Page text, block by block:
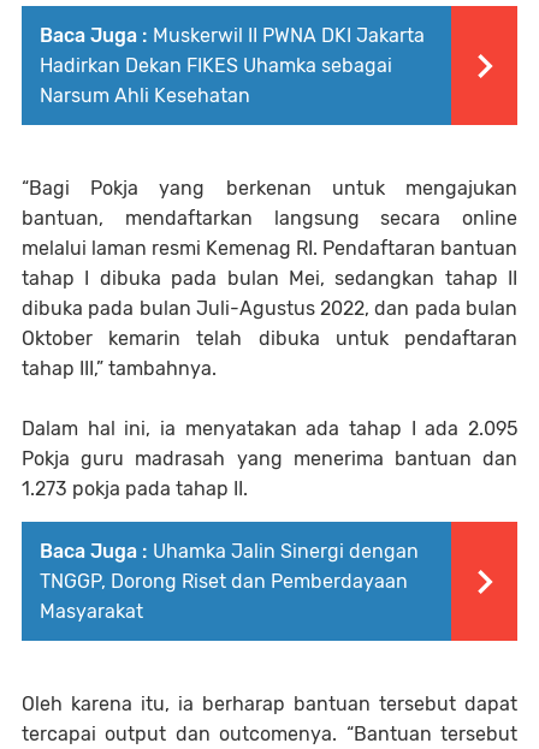
Baca Juga : Muskerwil II PWNA DKI Jakarta
Hadirkan Dekan FIKES Uhamka sebagai
Narsum Ahli Kesehatan
“Bagi Pokja yang berkenan untuk mengajukan
bantuan, mendaftarkan langsung secara online
melalui laman resmi Kemenag RI. Pendaftaran bantuan
tahap I dibuka pada bulan Mei, sedangkan tahap II
dibuka pada bulan Juli-Agustus 2022, dan pada bulan
Oktober kemarin telah dibuka untuk pendaftaran
tahap III,” tambahnya.
Dalam hal ini, ia menyatakan ada tahap I ada 2.095
Pokja guru madrasah yang menerima bantuan dan
1.273 pokja pada tahap II.
Baca Juga : Uhamka Jalin Sinergi dengan
TNGGP, Dorong Riset dan Pemberdayaan
Masyarakat
Oleh karena itu, ia berharap bantuan tersebut dapat
tercapai output dan outcomenya. “Bantuan tersebut